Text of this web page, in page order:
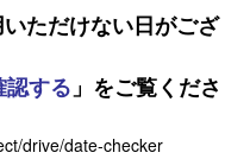
ただけない日がござ
する 」をご覧くださ
drive/date-checker